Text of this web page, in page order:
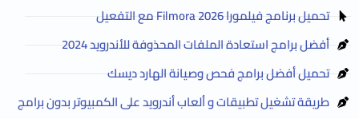
تحميل برنامج فيلمورا Filmora 2026 مع التفعيل
أفضل برامج استعادة الملفات المحذوفة للأندرويد 2024
تحميل أفضل برامج فحص وصيانة الهارد ديسك
طريقة تشغيل تطبيقات و ألعاب أندرويد على الكمبيوتر بدون برامج